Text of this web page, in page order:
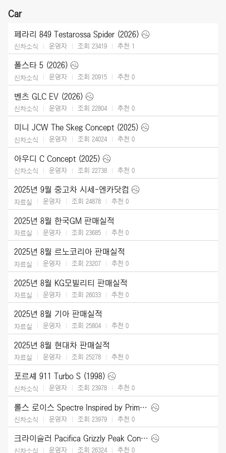
Car
페라리 849 Testarossa Spider (2026)
신차소식 운영자 조회 23419 추천 1
폴스타 5 (2026)
신차소식 운영자 조회 20915 추천 0
벤츠 GLC EV (2026)
신차소식 운영자 조회 22804 추천 0
미니 JCW The Skeg Concept (2025)
신차소식 운영자 조회 24024 추천 0
아우디 C Concept (2025)
신차소식 운영자 조회 22738 추천 0
2025년 9월 중고차 시세-엔카닷컴
자료실 운영자 조회 24878 추천 0
2025년 8월 한국GM 판매실적
자료실 운영자 조회 23685 추천 0
2025년 8월 르노코리아 판매실적
자료실 운영자 조회 23207 추천 0
2025년 8월 KG모빌리티 판매실적
자료실 운영자 조회 26033 추천 0
2025년 8월 기아 판매실적
자료실 운영자 조회 25804 추천 0
2025년 8월 현대차 판매실적
자료실 운영자 조회 25278 추천 0
포르셰 911 Turbo S (1998)
신차소식 운영자 조회 23978 추천 0
롤스 로이스 Spectre Inspired by Primavera (2026)
신차소식 운영자 조회 23979 추천 0
크라이슬러 Pacifica Grizzly Peak Concept (2025)
신차소식 운영자 조회 26324 추천 0